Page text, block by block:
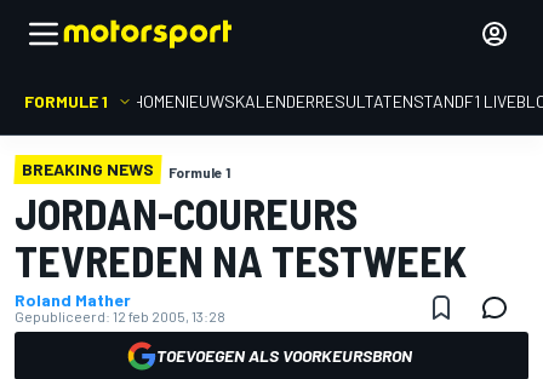
FORMULE 1 HOMENIEUWSKALENDERRESULTATENSTANDF1
BREAKING NEWS Formule 1
JORDAN-COUREURS
TEVREDEN NA TESTWEEK
Roland Mather
Gepubliceerd: 12 feb 2005, 13:28
TOEVOEGEN ALS VOORKEURSBRON